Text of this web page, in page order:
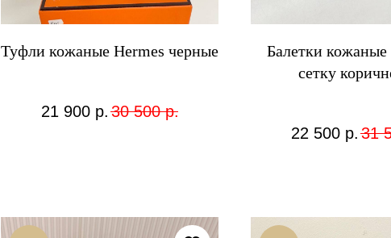
Туфли кожаные Hermes черные
21 900 р. 30 500 р.
Балетки кожаные
сетку
22 500 р. 31